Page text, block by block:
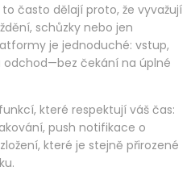
často dělají proto, že vyvažují
schůzky nebo jen
je jednoduché: vstup,
odchod—bez čekání na úplné
které respektují váš čas:
push notifikace o
které je stejně přirozené